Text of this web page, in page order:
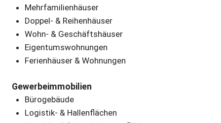
Mehrfamilienhäuser
Doppel- & Reihenhäuser
Wohn- & Geschäftshäuser
Eigentumswohnungen
Ferienhäuser & Wohnungen
Gewerbeimmobilien
Bürogebäude
Logistik- & Hallenflächen